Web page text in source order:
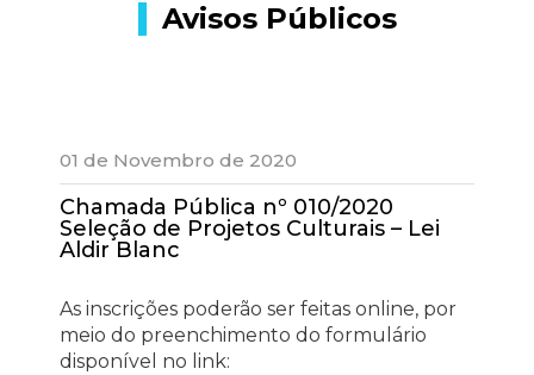
Avisos Públicos
01 de Novembro de 2020
Chamada Pública nº 010/2020
Seleção de Projetos Culturais – Lei
Aldir Blanc
As inscrições poderão ser feitas online, por
meio do preenchimento do formulário
disponível no link: